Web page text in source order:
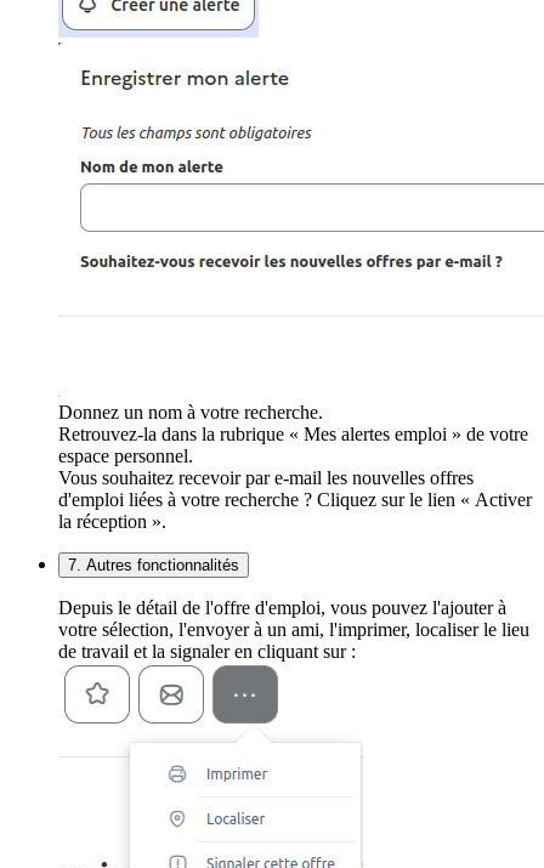
Donnez un nom à votre recherche.
Retrouvez-la dans la rubrique « Mes alertes emploi » de votre
espace personnel.
Vous souhaitez recevoir par e-mail les nouvelles offres
d'emploi liées à votre recherche ? Cliquez sur le lien « Activer
la réception ».
7. Autres fonctionnalités
Depuis le détail de l'offre d'emploi, vous pouvez l'ajouter à
votre sélection, l'envoyer à un ami, l'imprimer, localiser le lieu
de travail et la signaler en cliquant sur :